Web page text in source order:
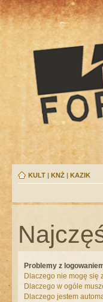
KULT | KNŻ | KAZIK
Problemy z
Dlaczego nie mogę się
Dlaczego w ogóle
Dlaczego jestem